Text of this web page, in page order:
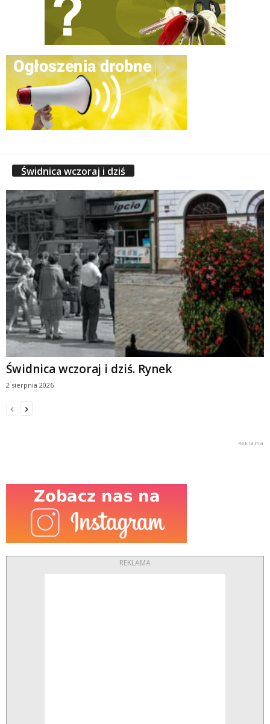
Świdnica wczoraj i dziś
Świdnica wczoraj i dziś. Rynek
2 sierpnia 2026
REKLAMA